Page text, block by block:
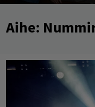
Aihe: